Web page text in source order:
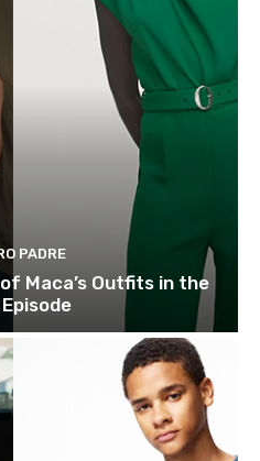
PADRE
of Maca’s Outfits in the